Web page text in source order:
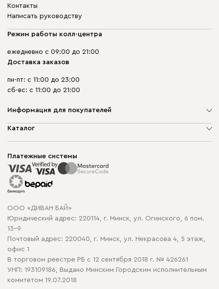
Контакты
Написать руководству
Режим работы колл-центра
ежедневно с 09:00 до 21:00
Доставка заказов
пн-пт: с 11:00 до 23:00
сб-вс: с 11:00 до 21:00
Информация для покупателей
О компании
Способы оплаты
Рассрочка и кредит
Гарантия
Карта сайта
Политика конфиденциальности
Политика в отношении обработки cookie
Каталог
Корпусная мебель
Распродажа мебели
Платежные системы
ООО «ДИВАН БАЙ»
Юридический адрес: 220114, г. Минск, ул. Огинского, 6 пом.
13-9
Почтовый адрес: 220040, г. Минск, ул. Некрасова 4, 5 этаж,
офис 1
В торговом реестре РБ с 12 сентября 2018 г. № 426261
УНП: 193109186, Выдано Минским Городским исполнительным
комитетом 19.07.2018